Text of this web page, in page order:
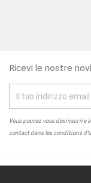
Ricevi le nostre
Vous pouvez vous désinscrire
contact dans les conditions